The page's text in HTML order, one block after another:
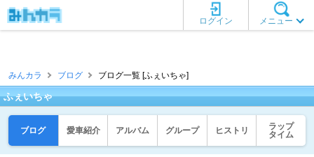
メニュー
ログイン
みんカラ ブログ ブログ一覧 [ふぇいちゃ]
ふぇいちゃ
ブログ 愛車紹介 アルバム グループ ヒストリ
ラップ
タイム